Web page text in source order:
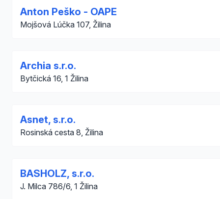
Anton Peško - OAPE
Mojšová Lúčka 107, Žilina
Archia s.r.o.
Bytčická 16, 1 Žilina
Asnet, s.r.o.
Rosinská cesta 8, Žilina
BASHOLZ, s.r.o.
J. Milca 786/6, 1 Žilina